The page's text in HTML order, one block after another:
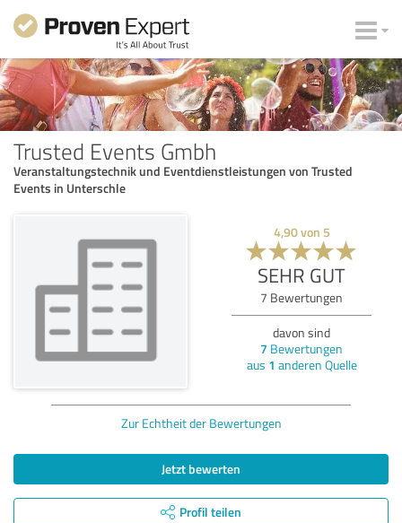
Trusted Events Gmbh
Veranstaltungstechnik und Eventdienstleistungen von Trusted
Events in Unterschle
4,90von 5
SEHR GUT
7 Bewertungen
davon sind
7 Bewertungen
aus 1 anderen Quelle
Zur Echtheit der Bewertungen
Jetzt bewerten
Profil teilen